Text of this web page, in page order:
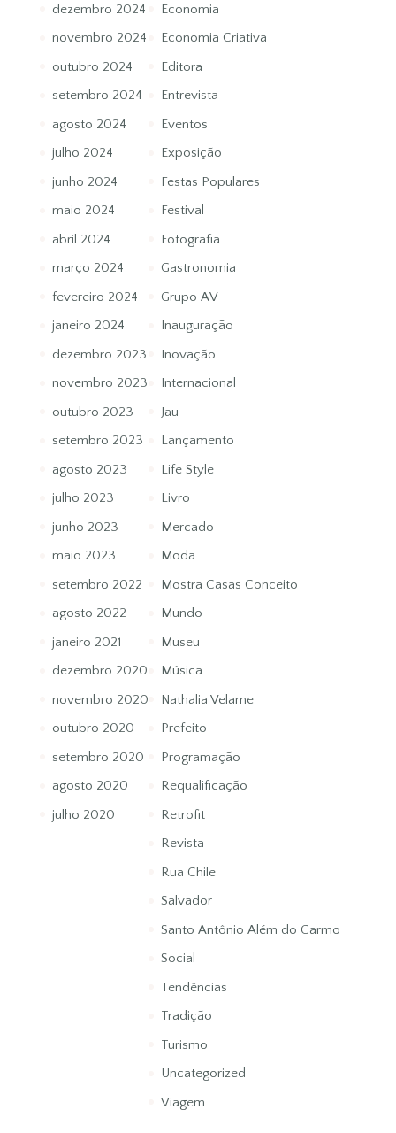
dezembro 2024
novembro 2024
outubro 2024
setembro 2024
agosto 2024
julho 2024
junho 2024
maio 2024
abril 2024
março 2024
fevereiro 2024
janeiro 2024
dezembro 2023
novembro 2023
outubro 2023
setembro 2023
agosto 2023
julho 2023
junho 2023
maio 2023
setembro 2022
agosto 2022
janeiro 2021
dezembro 2020
novembro 2020
outubro 2020
setembro 2020
agosto 2020
julho 2020
Economia
Economia Criativa
Editora
Entrevista
Eventos
Exposição
Festas Populares
Festival
Fotografia
Gastronomia
Grupo AV
Inauguração
Inovação
Internacional
Jau
Lançamento
Life Style
Livro
Mercado
Moda
Mostra Casas Conceito
Mundo
Museu
Música
Nathalia Velame
Prefeito
Programação
Requalificação
Retrofit
Revista
Rua Chile
Salvador
Santo Antônio Além do Carmo
Social
Tendências
Tradição
Turismo
Uncategorized
Viagem